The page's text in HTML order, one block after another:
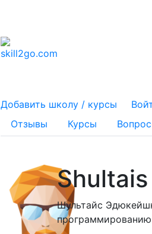
Добавить школу / курсы
Отзывы
Курсы
Шультайс